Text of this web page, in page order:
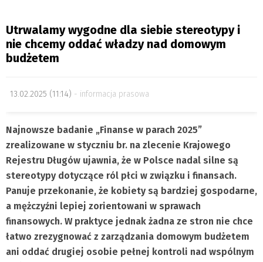
Utrwalamy wygodne dla siebie stereotypy i
nie chcemy oddać władzy nad domowym
budżetem
13.02.2025 (11:14) informacja prasowa
Najnowsze badanie „Finanse w parach 2025”
zrealizowane w styczniu br. na zlecenie Krajowego
Rejestru Długów ujawnia, że w Polsce nadal silne są
stereotypy dotyczące ról płci w związku i finansach.
Panuje przekonanie, że kobiety są bardziej gospodarne,
a mężczyźni lepiej zorientowani w sprawach
finansowych. W praktyce jednak żadna ze stron nie chce
łatwo zrezygnować z zarządzania domowym budżetem
ani oddać drugiej osobie pełnej kontroli nad wspólnym